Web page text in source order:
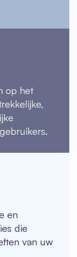
op het
en
die
van uw